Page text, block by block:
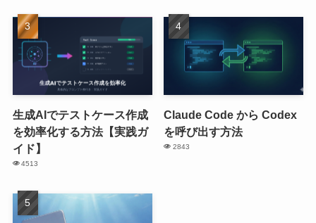
生成AIでテストケース作成
を効率化する方法【実践ガ
イド】
4513
Claude Code から Codex
を呼び出す方法
2843